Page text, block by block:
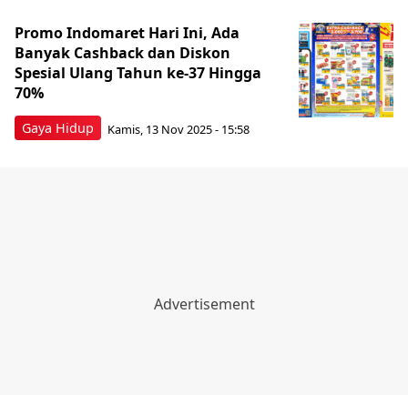
Gaya Hidup
Promo Indomaret Hari Ini, Ada
Banyak Cashback dan Diskon
Spesial Ulang Tahun ke-37 Hingga
70%
Kamis, 13 Nov 2025 - 15:58